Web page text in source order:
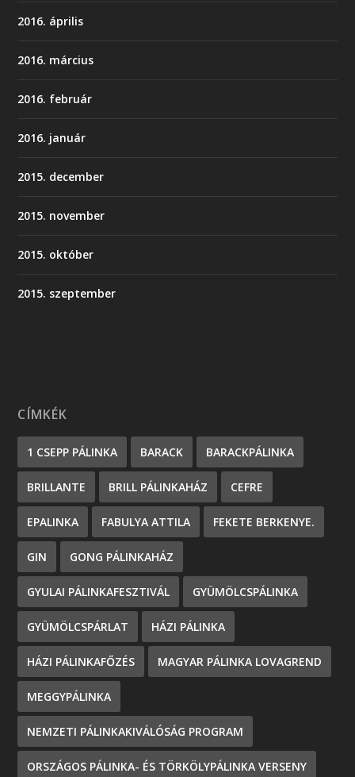
2016. április
2016. március
2016. február
2016. január
2015. december
2015. november
2015. október
2015. szeptember
CÍMKÉK
1 CSEPP PÁLINKA BARACK BARACKPÁLINKA
BRILLANTE BRILL PÁLINKAHÁZ CEFRE
EPALINKA FABULYA ATTILA FEKETE BERKENYE.
GIN GONG PÁLINKAHÁZ
GYULAI PÁLINKAFESZTIVÁL GYÜMÖLCSPÁLINKA
GYÜMÖLCSPÁRLAT HÁZI PÁLINKA
HÁZI PÁLINKAFŐZÉS MAGYAR PÁLINKA LOVAGREND
MEGGYPÁLINKA
NEMZETI PÁLINKAKIVÁLÓSÁG PROGRAM
ORSZÁGOS PÁLINKA- ÉS TÖRKÖLYPÁLINKA VERSENY